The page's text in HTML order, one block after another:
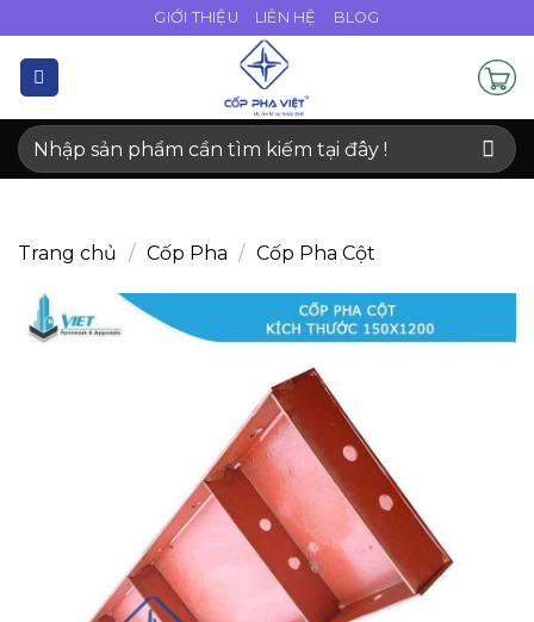
dung
GIỚI THIỆU LIÊN HỆ BLOG
Tìm
kiếm:
Trang chủ / Cốp Pha / Cốp Pha Cột